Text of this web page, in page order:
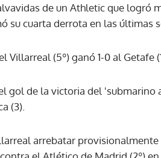
de un Athletic que logró
su cuarta derrota en las últimas
Villarreal (5º) ganó 1-0 al Getafe
gol de la victoria del
(3).
arrebatar